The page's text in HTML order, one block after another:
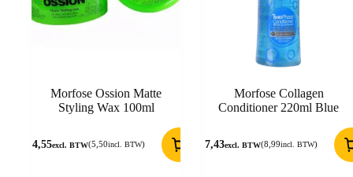
Morfose Ossion Matte
Styling Wax 100ml
4,55excl. BTW(5,50incl. BTW)
Morfose Collagen
Conditioner 220ml Blue
7,43excl. BTW(8,99incl. BTW)